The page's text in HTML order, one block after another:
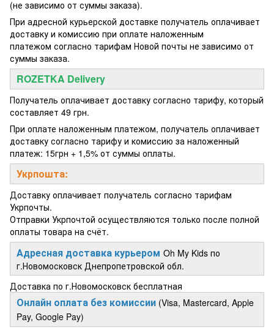
(не зависимо от суммы заказа).
При адресной курьерской доставке получатель оплачивает
доставку и комиссию при оплате наложенным
платежом согласно тарифам Новой почты не зависимо от
суммы заказа.
ROZETKA Delivery
Получатель оплачивает доставку согласно тарифу, который
составляет 49 грн.
При оплате наложенным платежом, получатель оплачивает
доставку согласно тарифу и комиссию за наложенный
платеж: 15грн + 1,5% от суммы оплаты.
Укрпошта:
Доставку оплачивает получатель согласно тарифам
Укрпочты.
Отправки Укрпочтой осуществляются только после полной
оплаты товара на счёт.
Адресная доставка курьером Oh My Kids по
г.Новомосковск Днепропетровской обл.
Доставка по г.Новомосковск бесплатная
Онлайн оплата без комиссии (Visa, Mastercard, Apple
Pay, Google Pay)